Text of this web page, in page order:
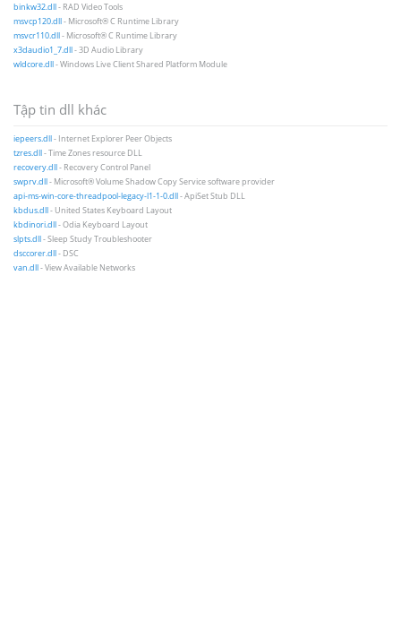
binkw32.dll- RAD Video Tools
msvcp120.dll- Microsoft® C Runtime Library
msvcr110.dll- Microsoft® C Runtime Library
x3daudio1_7.dll- 3D Audio Library
wldcore.dll- Windows Live Client Shared Platform Module
Tập tin dll khác
iepeers.dll- Internet Explorer Peer Objects
tzres.dll- Time Zones resource DLL
recovery.dll- Recovery Control Panel
swprv.dll- Microsoft® Volume Shadow Copy Service software provider
api-ms-win-core-threadpool-legacy-l1-1-0.dll- ApiSet Stub DLL
kbdus.dll- United States Keyboard Layout
kbdinori.dll- Odia Keyboard Layout
slpts.dll- Sleep Study Troubleshooter
dsccorer.dll- DSC
van.dll- View Available Networks